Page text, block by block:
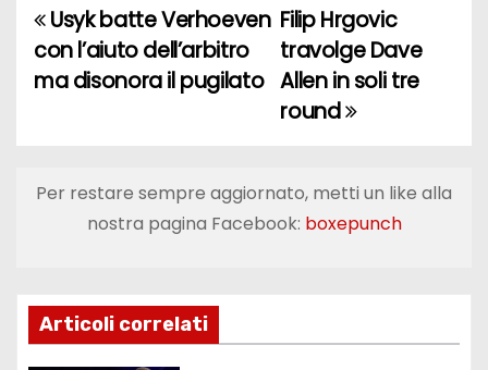
N
a
g
z
i
Filip Hrgovic
travolge Dave
Allen in soli tre
round
Usyk batte Verhoeven
con l’aiuto dell’arbitro
ma disonora il pugilato
Per restare sempre aggiornato, metti un like alla
nostra pagina Facebook: boxepunch
Articoli correlati